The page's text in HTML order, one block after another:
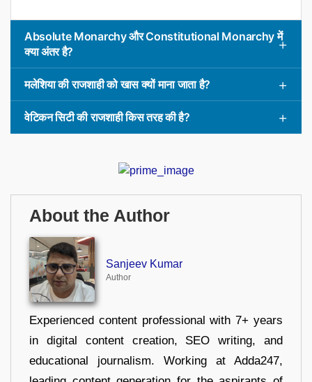
Absolute Monarchy और Constitutional Monarchy में
क्या अंतर है?
मलेशिया की राजशाही को खास क्यों माना जाता है?
वेटिकन सिटी की राजशाही किस तरह की है?
About the Author
Sanjeev Kumar
Author
Experienced content professional with 7+ years
in digital content creation, SEO writing, and
educational journalism. Working at Adda247,